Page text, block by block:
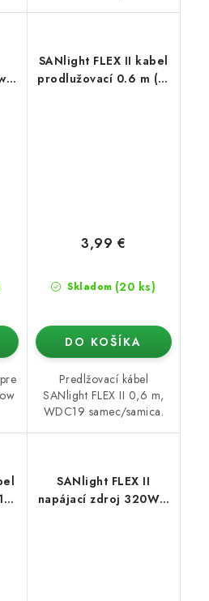
-
SANlight FLEX II kabel
prodlužovací 0.6 m (1x
Skladom (20 ks)
3,99 €
DO KOŠÍKA
Predlžovací kábel
SANlight FLEX II 0,6 m,
WDC19 samec/samica.
SANlight FLEX II
napájací zdroj 320W s